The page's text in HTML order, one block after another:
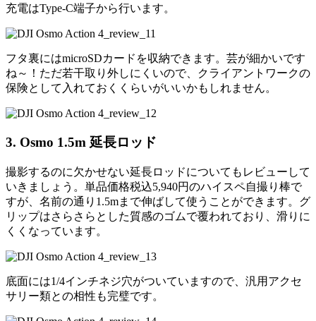
充電はType-C端子から行います。
フタ裏にはmicroSDカードを収納できます。芸が細かいです
ね～！ただ若干取り外しにくいので、クライアントワークの
保険として入れておくくらいがいいかもしれません。
3. Osmo 1.5m 延長ロッド
撮影するのに欠かせない延長ロッドについてもレビューして
いきましょう。単品価格税込5,940円のハイスペ自撮り棒で
すが、名前の通り1.5mまで伸ばして使うことができます。グ
リップはさらさらとした質感のゴムで覆われており、滑りに
くくなっています。
底面には1/4インチネジ穴がついていますので、汎用アクセ
サリー類との相性も完璧です。